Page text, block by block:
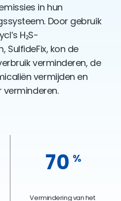
in hun
Door gebruik
H₂S-
SulfideFix, kon de
verminderen, de
vermijden en
verminderen.
70 %
Vermindering van het